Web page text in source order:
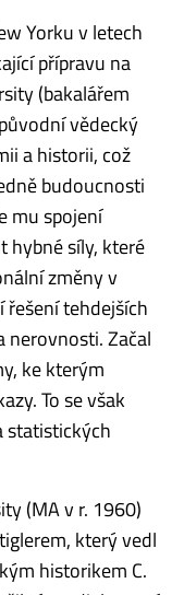
Yorku v letech
přípravu na
(bakalářem
vědecký
a historii, což
budoucnosti
mu spojení
hybné síly, které
změny v
řešení tehdejších
nerovnosti. Začal
ke kterým
To se však
statistických
(MA v r. 1960)
který vedl
historikem C.